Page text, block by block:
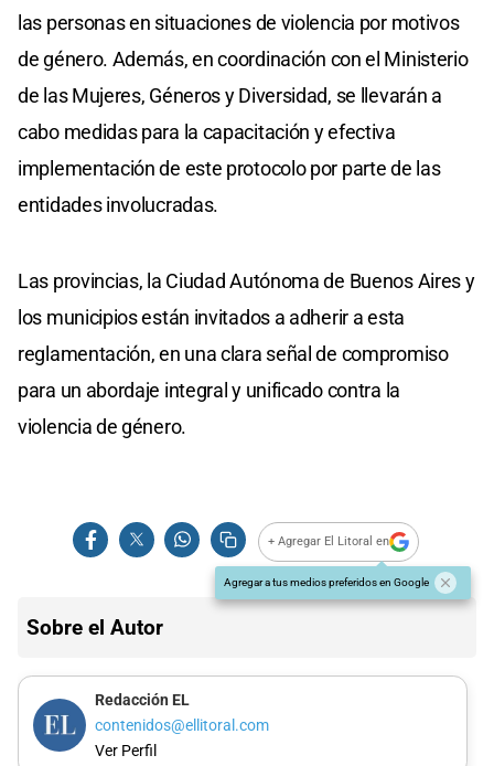
las personas en situaciones de violencia por motivos
de género. Además, en coordinación con el Ministerio
de las Mujeres, Géneros y Diversidad, se llevarán a
cabo medidas para la capacitación y efectiva
implementación de este protocolo por parte de las
entidades involucradas.
Las provincias, la Ciudad Autónoma de Buenos Aires y
los municipios están invitados a adherir a esta
reglamentación, en una clara señal de compromiso
para un abordaje integral y unificado contra la
violencia de género.
+ Agregar El Litoral en
Agregar a tus medios preferidos en Google
Sobre el Autor
Redacción EL
contenidos@ellitoral.com
Ver Perfil